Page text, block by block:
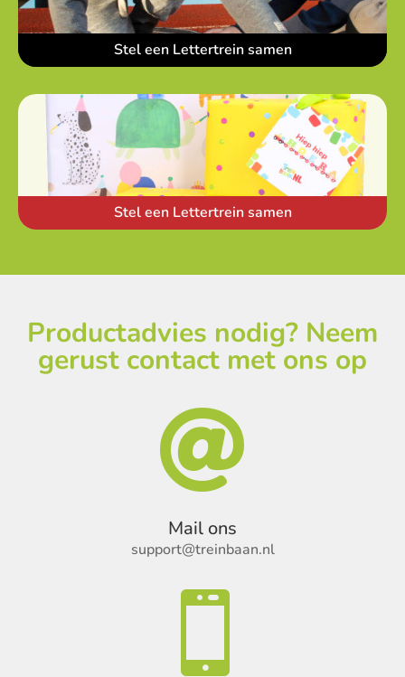
Stel een Lettertrein samen
Stel een Lettertrein samen
Productadvies nodig? Neem
gerust contact met ons op

Mail ons
support@treinbaan.nl
